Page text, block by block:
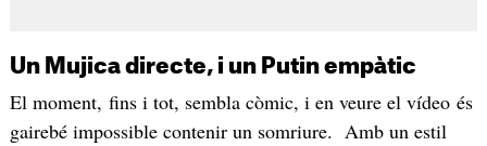
Un Mujica directe, i un Putin empàtic
El moment, fins i tot, sembla còmic, i en veure el vídeo és
gairebé impossible contenir un somriure. Amb un estil